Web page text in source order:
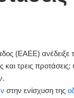
(ΕΑΕΕ) ανέδειξε
τρεις
στην ενίσχυση της